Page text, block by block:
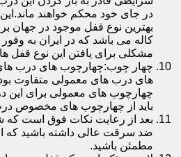
در جای خود محکم خواهند
بهترین نوع قفل موجود در جهان
کاله می باشد که در ایران به
مشکلی برای یافتن این نوع قفل
چهار چوب:چهارچوب های درب
های درب های معمولی متفاوت
چهارچوب های معمولی برای این
باید از چهارچوب های مخصوص
بعد از رعایت نکات فوق است که
ضد سرقت عالی داشته باشید که
مطمئن باشید.